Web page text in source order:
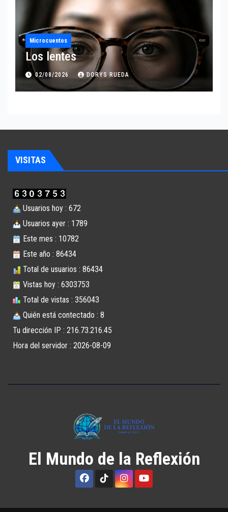
Microcuentos
Los lentes
02/08/2026 DORYS RUEDA
VISITAS
Usuarios hoy : 672
Usuarios ayer : 1789
Este mes : 10782
Este año : 86434
Total de usuarios : 86434
Vistas hoy : 6303753
Total de vistas : 356043
Quién está contectado : 8
Tu dirección IP : 216.73.216.45
Hora del servidor : 2026-08-09
El Mundo de la Reflexión